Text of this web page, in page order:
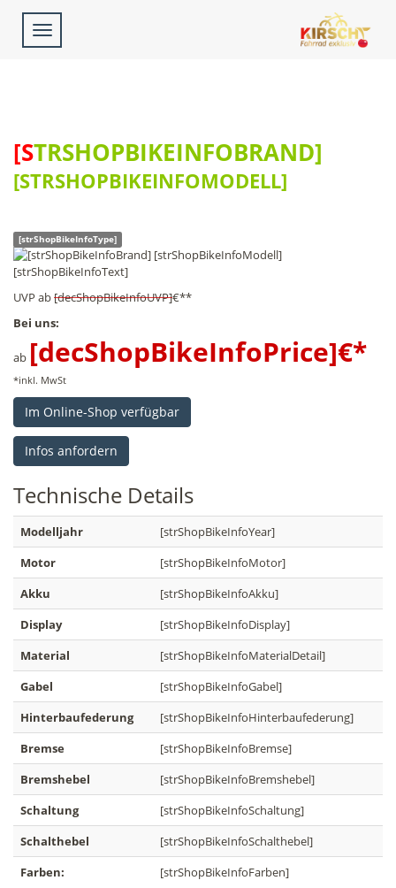
Toggle
navigation
[STRSHOPBIKEINFOBRAND]
[STRSHOPBIKEINFOMODELL]
[strShopBikeInfoType]
[strShopBikeInfoText]
UVP ab[decShopBikeInfoUVP]€**
Bei uns:
ab [decShopBikeInfoPrice]€*
*inkl. MwSt
Im Online-Shop verfügbar
Infos anfordern
Technische Details
Modelljahr
[strShopBikeInfoYear]
Motor
[strShopBikeInfoMotor]
Akku
[strShopBikeInfoAkku]
Display
[strShopBikeInfoDisplay]
Material
[strShopBikeInfoMaterialDetail]
Gabel
[strShopBikeInfoGabel]
Hinterbaufederung
[strShopBikeInfoHinterbaufederung]
Bremse
[strShopBikeInfoBremse]
Bremshebel
[strShopBikeInfoBremshebel]
Schaltung
[strShopBikeInfoSchaltung]
Schalthebel
[strShopBikeInfoSchalthebel]
Farben:
[strShopBikeInfoFarben]